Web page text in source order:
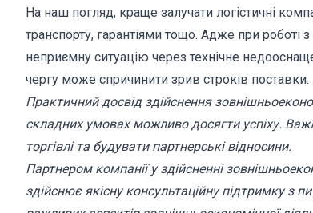
На наш погляд, краще залучати логістичні
транспорту, гарантіями тощо. Адже при роботі
неприємну ситуацію через технічне
чергу може спричинити зрив строків поставки.
Практичний досвід здійснення
складних умовах можливо досягти успіху.
торгівлі та будувати партнерські відносини.
Партнером компанії у здійсненні
здійснює якісну консультаційну підтримку з